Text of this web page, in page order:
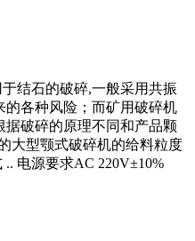
结石的破碎,一般采用共振
的各种风险；而矿用破碎机
据破碎的原理不同和产品颗
大型颚式破碎机的给料粒度
电源要求AC 220V±10%